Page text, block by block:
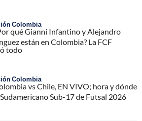
Colombia
qué Gianni Infantino y Alejandro
están en Colombia? La FCF
todo
Colombia
vs Chile, EN VIVO; hora y dónde
Sub-17 de Futsal 2026